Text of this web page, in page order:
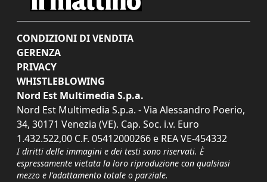
CONDIZIONI DI VENDITA
GERENZA
PRIVACY
WHISTLEBLOWING
Nord Est Multimedia S.p.a.
Nord Est Multimedia S.p.a. - Via Alessandro Poerio,
34, 30171 Venezia (VE). Cap. Soc. i.v. Euro
1.432.522,00 C.F. 05412000266 e REA VE-454332
I diritti delle immagini e dei testi sono riservati. È
espressamente vietata la loro riproduzione con qualsiasi
mezzo e l'adattamento totale o parziale.